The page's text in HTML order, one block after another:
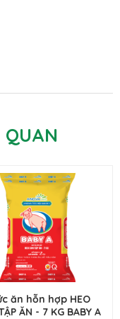
QUAN
ăn hỗn hợp HEO
ĂN - 7 KG BABY A